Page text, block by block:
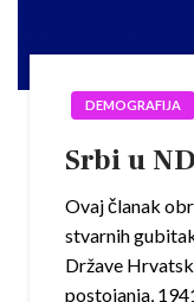
DEMOGRAFIJA
Srbi u
Ovaj članak
stvarnih
Države
postojanja,